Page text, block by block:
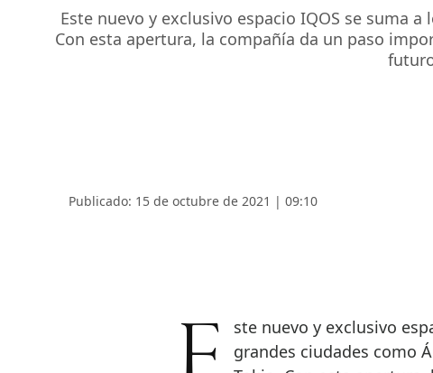
Este nuevo y exclusivo espacio IQOS se suma
Con esta apertura, la compañía da un paso
Publicado: 15 de octubre de 2021 | 09:10
grandes ciudades como